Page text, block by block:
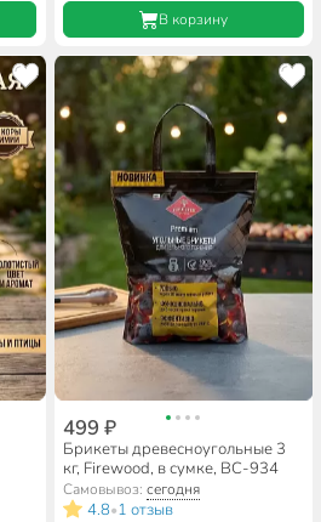
В корзину
499 ₽
Брикеты древесноугольные 3
кг, Firewood, в сумке, BC-934
Самовывоз: сегодня
4.8•1 отзыв